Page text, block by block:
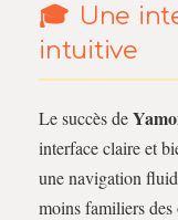
Une
intuitive
Le succès de
interface claire et
une navigation
moins familiers